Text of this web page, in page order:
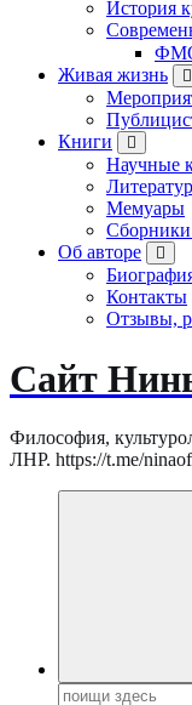
История
Живая жизнь
Книги
Научные
Мемуары
Об авторе
Контакты
Отзывы,
Сайт
Философия,
ЛНР. https://t.me/
Поиск: